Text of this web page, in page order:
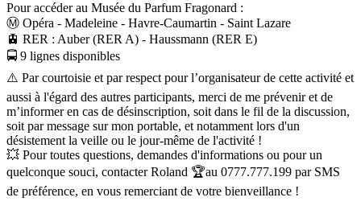
Pour accéder au Musée du Parfum Fragonard :
Ⓜ️ Opéra - Madeleine - Havre-Caumartin - Saint Lazare
🚊 RER : Auber (RER A) - Haussmann (RER E)
🚍 9 lignes disponibles
⚠️ Par courtoisie et par respect pour l’organisateur de cette activité et
aussi à l'égard des autres participants, merci de me prévenir et de
m’informer en cas de désinscription, soit dans le fil de la discussion,
soit par message sur mon portable, et notamment lors d'un
désistement la veille ou le jour-même de l'activité !
💥 Pour toutes questions, demandes d'informations ou pour un
quelconque souci, contacter Roland 🏆au 0777.777.199 par SMS
de préférence, en vous remerciant de votre bienveillance !